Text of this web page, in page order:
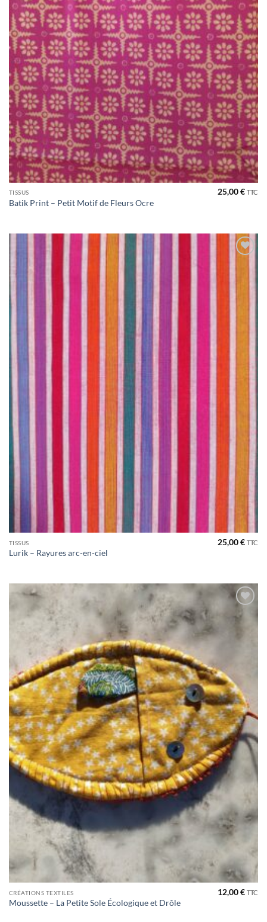
TISSUS
Batik Print – Petit Motif de Fleurs Ocre
25,00€ TTC
TISSUS
Lurik – Rayures arc-en-ciel
25,00€ TTC
CRÉATIONS TEXTILES
Moussette – La Petite Sole Écologique et Drôle
12,00€ TTC